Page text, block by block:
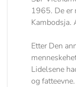
Etter Den
Lidelsene
og fatteevne.